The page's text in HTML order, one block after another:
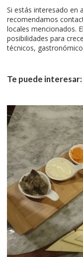
Si estás interesado en
recomendamos
locales mencionados.
posibilidades para
técnicos,
Te puede interesar: